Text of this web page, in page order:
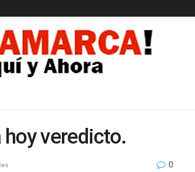
hoy veredicto.
0